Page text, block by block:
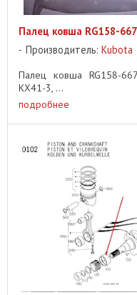
Палец ковша RG158-
Производитель: Kubota
Палец ковша RG158-
KX41-3, ...
подробнее